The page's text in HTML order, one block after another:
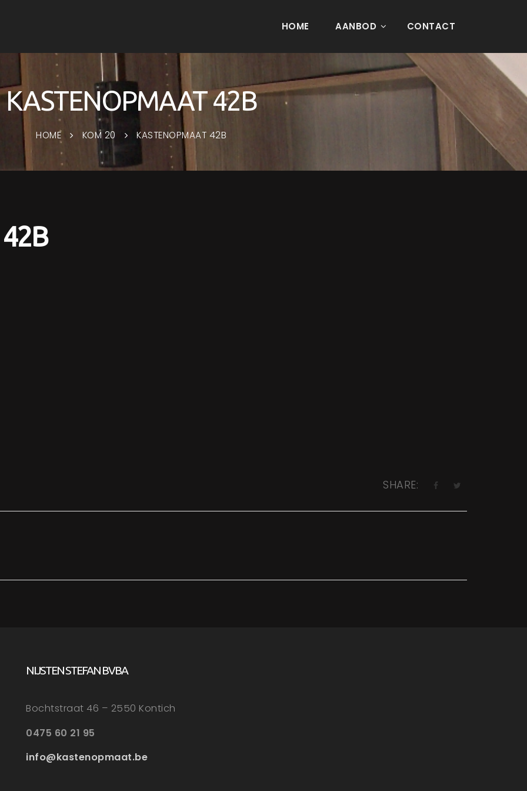
HOME AANBOD CONTACT
KASTENOPMAAT 42B
HOME KOM 20 KASTENOPMAAT 42B
SHARE:
NIJSTEN STEFAN BVBA
Bochtstraat 46 – 2550 Kontich
0475 60 21 95
info@kastenopmaat.be